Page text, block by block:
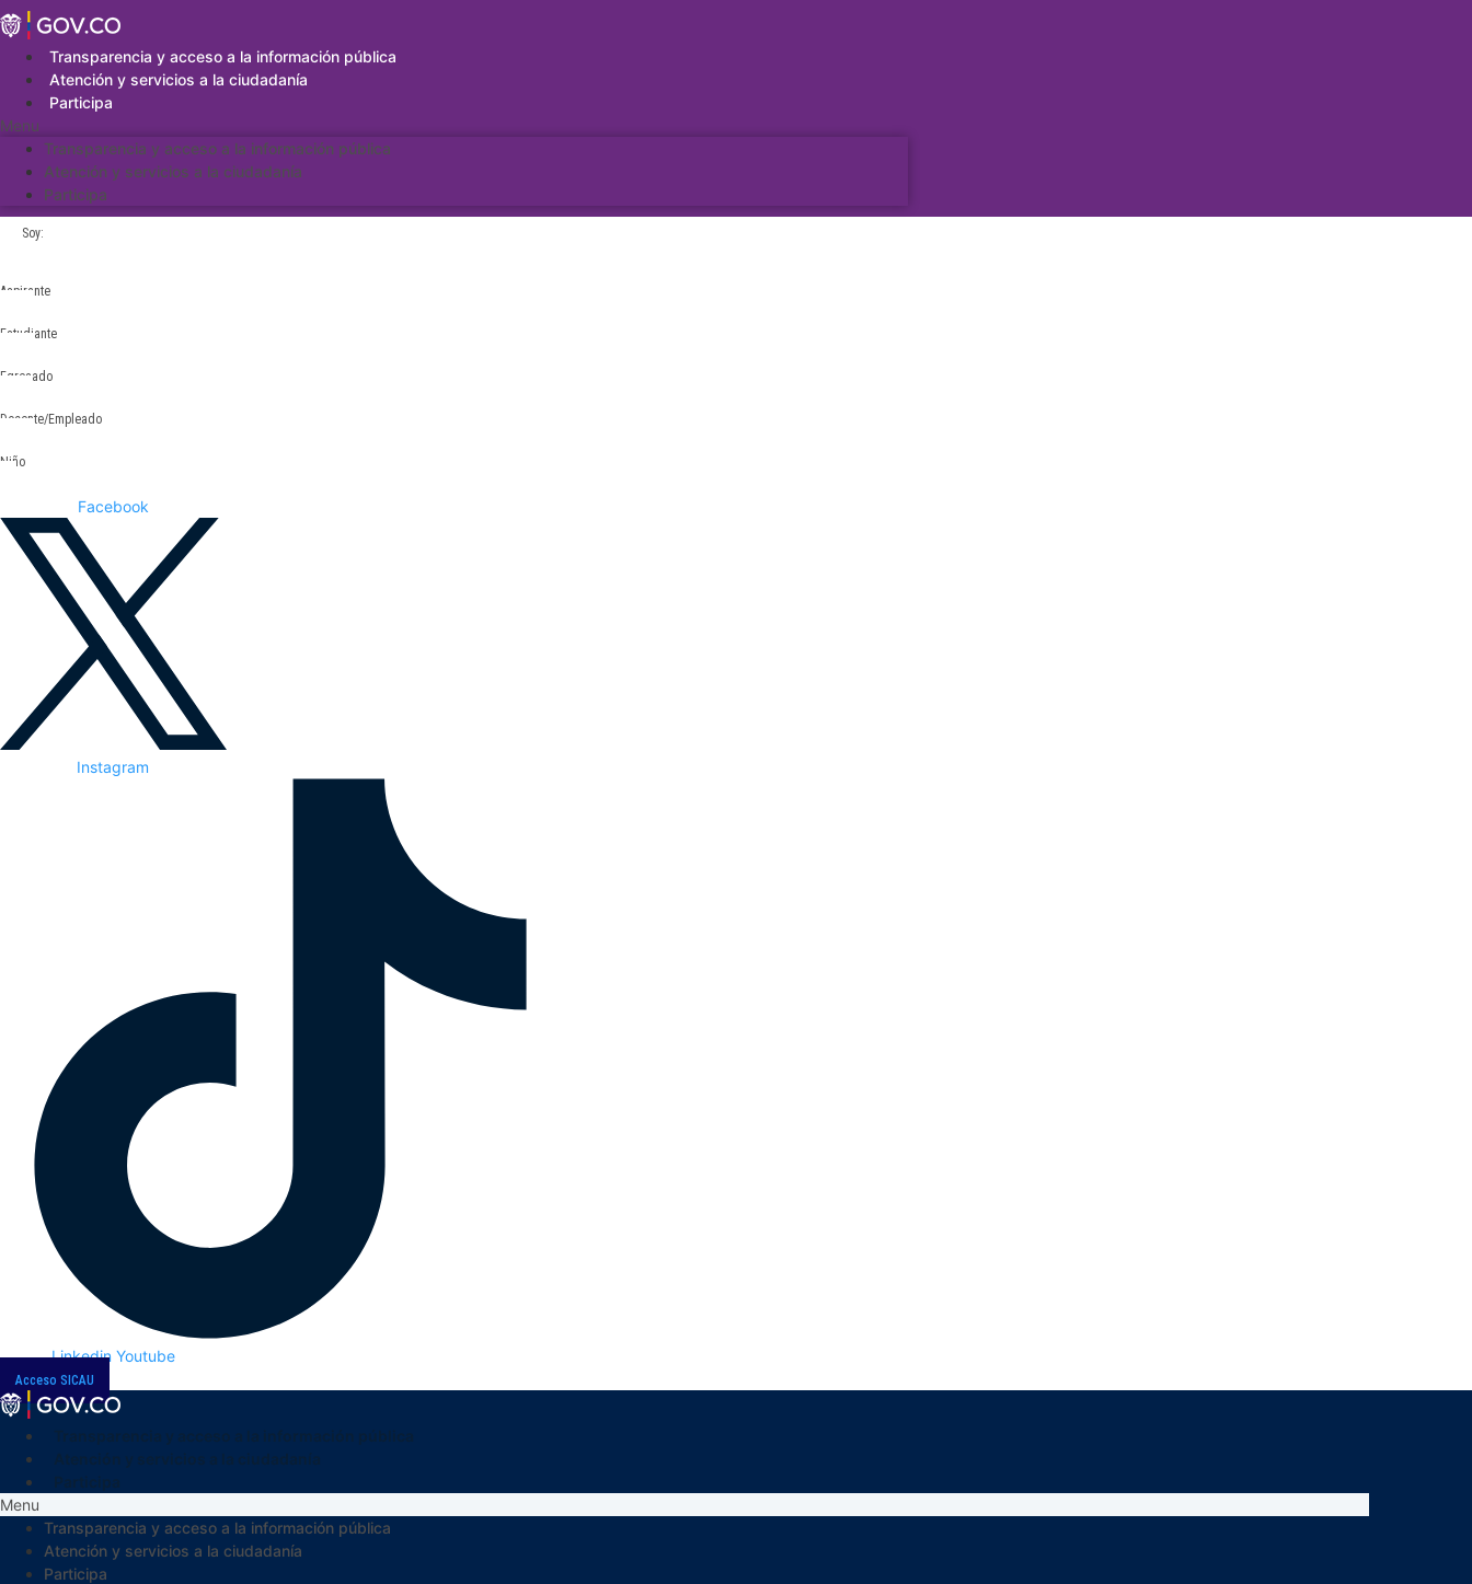
Saltar
al
contenidoTransparencia y acceso a la información pública
Atención y servicios a la ciudadanía
Participa
Menu
Transparencia y acceso a la información pública
Atención y servicios a la ciudadanía
Participa
Soy:
Aspirante
Estudiante
Egresado
Docente/Empleado
Niño
Facebook
Instagram
Linkedin Youtube
Acceso SICAU
Menu
Transparencia y acceso a la información pública
Atención y servicios a la ciudadanía
Participa